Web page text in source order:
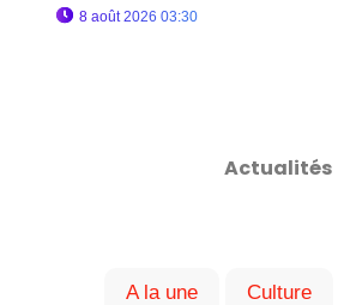
8 août 2026 03:30
Actualités
A la une Culture